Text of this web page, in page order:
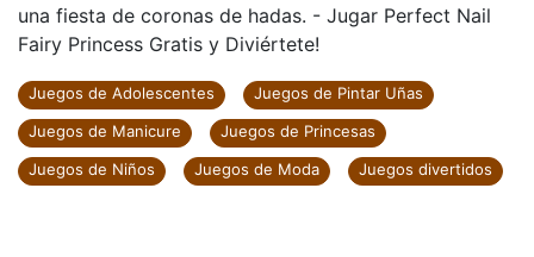
una fiesta de coronas de hadas. - Jugar Perfect Nail
Fairy Princess Gratis y Diviértete!
Juegos de Adolescentes
Juegos de Pintar Uñas
Juegos de Manicure
Juegos de Princesas
Juegos de Niños
Juegos de Moda Juegos divertidos